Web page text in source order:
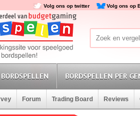
Volg ons op twitter Volg ons op
BORDSPELLEN BORDSPELLEN PER
Forum Trading Board Reviews